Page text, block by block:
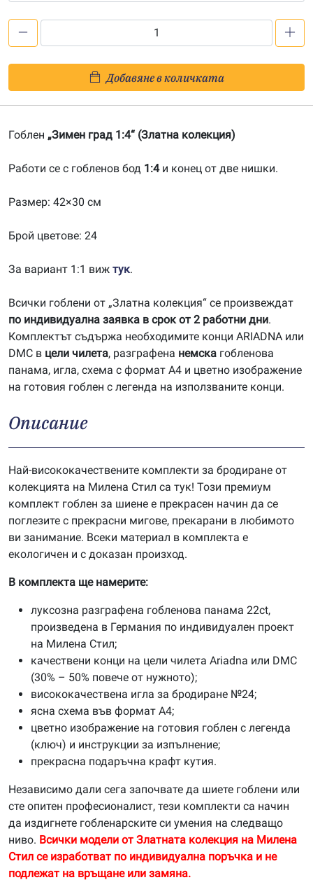
град
1:4-
Добавяне в количката
Гоблен „Зимен град 1:4“ (Златна колекция)
Работи се с гобленов бод 1:4и конец от две нишки.
Размер: 42×30 см
Брой цветове: 24
За вариант 1:1 виж тук.
Всички гоблени от „Златна колекция“ се произвеждат
по индивидуална заявка в срок от 2 работни дни.
Комплектът съдържа необходимите конци ARIADNA или
DMC в цели чилета, разграфена немска гобленова
панама, игла, схема с формат А4 и цветно изображение
на готовия гоблен с легенда на използваните конци.
Описание
Най-висококачествените комплекти за бродиране от
колекцията на Милена Стил са тук! Този премиум
комплект гоблен за шиене е прекрасен начин да се
поглезите с прекрасни мигове, прекарани в любимото
ви занимание. Всеки материал в комплекта е
екологичен и с доказан произход.
В комплекта ще намерите:
луксозна разграфена гобленова панама 22ct,
произведена в Германия по индивидуален проект
на Милена Стил;
качествени конци на цели чилета Ariadna или DMC
(30% – 50% повече от нужното);
висококачествена игла за бродиране №24;
ясна схема във формат А4;
цветно изображение на готовия гоблен с легенда
(ключ) и инструкции за изпълнение;
прекрасна подаръчна крафт кутия.
Независимо дали сега започвате да шиете гоблени или
сте опитен професионалист, тези комплекти са начин
да издигнете гобленарските си умения на следващо
ниво. Всички модели от Златната колекция на Милена
Стил се изработват по индивидуална поръчка и не
подлежат на връщане или замяна.